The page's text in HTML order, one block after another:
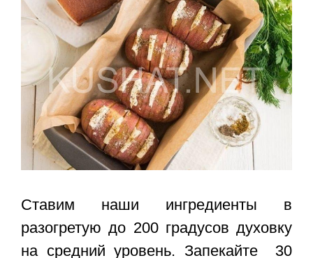
Ставим наши ингредиенты в
разогретую до 200 градусов духовку
на средний уровень. Запекайте 30